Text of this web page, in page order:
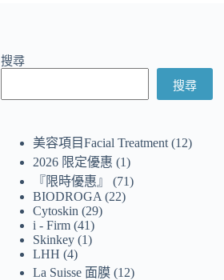
搜尋
搜尋
美容項目Facial Treatment 12
2026 限定優惠
1
『限時優惠』
71
BIODROGA
22
Cytoskin
29
i - Firm 41
Skinkey 1
LHH 4
La Suisse 面膜 12